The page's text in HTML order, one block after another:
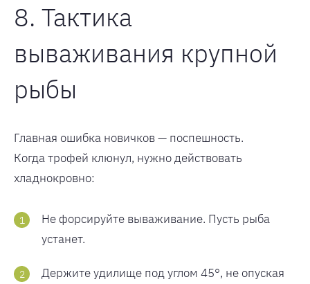
8. Тактика
вываживания крупной
рыбы
Главная ошибка новичков — поспешность.
Когда трофей клюнул, нужно действовать
хладнокровно:
Не форсируйте вываживание. Пусть рыба
устанет.
Держите удилище под углом 45°, не опуская